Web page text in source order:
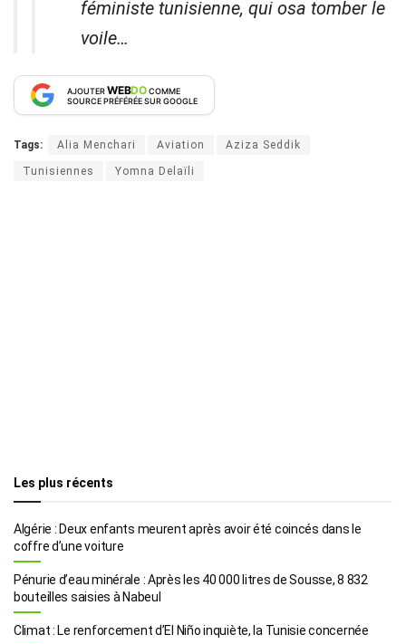
féministe tunisienne, qui osa tomber le
voile…
AJOUTERWEBDOCOMME
SOURCE PRÉFÉRÉE SUR GOOGLE
Tags: Alia Menchari Aviation Aziza Seddik
Tunisiennes Yomna Delaïli
Les plus récents
Algérie : Deux enfants meurent après avoir été coincés dans le
coffre d’une voiture
Pénurie d’eau minérale : Après les 40 000 litres de Sousse, 8 832
bouteilles saisies à Nabeul
Climat : Le renforcement d’El Niño inquiète, la Tunisie concernée